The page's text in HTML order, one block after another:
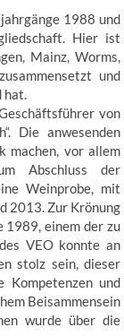
1988 und
Hier ist
Mainz, Worms,
und
hat.
von
Die anwesenden
machen, vor allem
Abschluss der
Weinprobe, mit
2013. Zur Krönung
1989, einem der zu
VEO konnte an
stolz sein, dieser
Kompetenzen und
Beisammensein
wurde über die